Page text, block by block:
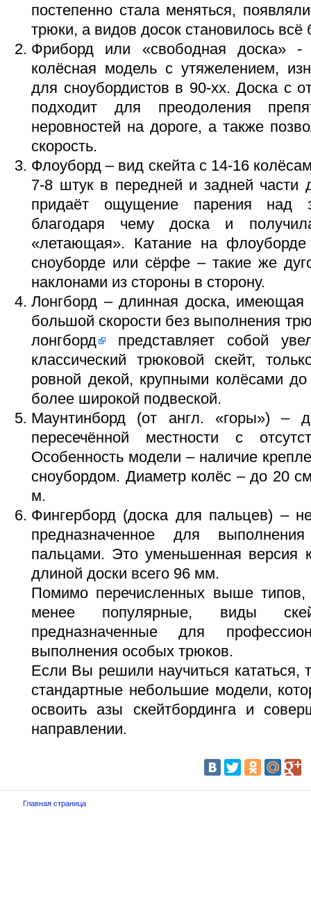
постепенно стала меняться,
трюки, а видов досок становилось
Фриборд или «свободная доска» -
колёсная модель с утяжелением,
для сноубордистов в 90-хх. Доска с
подходит для преодоления
неровностей на дороге, а также
скорость.
Флоуборд – вид скейта с 14-16
7-8 штук в передней и задней части
придаёт ощущение парения над
благодаря чему доска и
«летающая». Катание на
сноуборде или сёрфе – такие же
наклонами из стороны в сторону.
Лонгборд – длинная доска, имеющая
большой скорости без выполнения
лонгборд
представляет собой
классический трюковой скейт,
ровной декой, крупными колёсами
более широкой подвеской.
Маунтинборд (от англ. «горы») –
пересечённой местности с
Особенность модели – наличие
сноубордом. Диаметр колёс – до 20
м.
Фингерборд (доска для пальцев) –
предназначенное для
пальцами. Это уменьшенная версия
длиной доски всего 96 мм.
Помимо перечисленных выше типов,
менее популярные, виды
предназначенные для
выполнения особых трюков.
Если Вы решили научиться кататься,
стандартные небольшие модели,
освоить азы скейтбординга и
направлении.
Главная страница